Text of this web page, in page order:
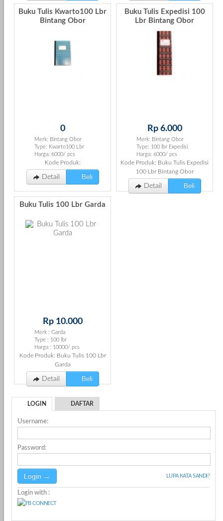
Buku Tulis Kwarto100 Lbr
Bintang Obor
0
Merk: Bintang Obor
Type: Kwarto100 Lbr
Harga: 6000/ pcs
Kode Produk:
Detail Beli
Buku Tulis Expedisi 100
Lbr Bintang Obor
Rp 6.000
Merk: Bintang Obor
Type: 100 lbr Expedisi
Harga: 6000/ pcs
Kode Produk: Buku Tulis Expedisi
100 Lbr Bintang Obor
Detail Beli
Buku Tulis 100 Lbr Garda
Rp 10.000
Merk : Garda
Type : 100 lbr
Harga : 10000/ pcs
Kode Produk: Buku Tulis 100 Lbr
Garda
Detail Beli
LOGIN DAFTAR
Username:
Password:
LUPA KATA SANDI?
Login with :